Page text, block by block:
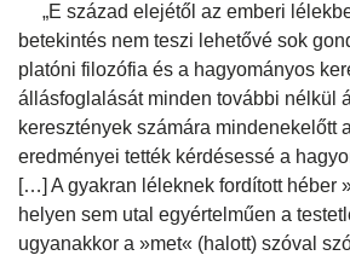
„E század elejétől az emberi
betekintés nem teszi lehetővé sok
platóni filozófia és a hagyományos
állásfoglalását minden további nélkül
keresztények számára mindenekelőtt
eredményei tették kérdésessé a
[…] A gyakran léleknek fordított héber
helyen sem utal egyértelműen a
ugyanakkor a »met« (halott) szóval